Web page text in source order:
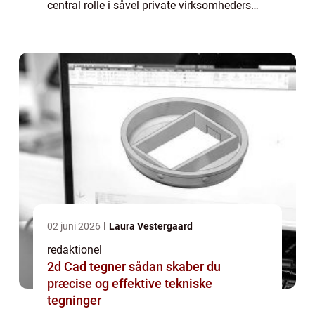
central rolle i såvel private virksomheders
02 juni 2026 Laura Vestergaard
redaktionel
2d Cad tegner sådan skaber du
præcise og effektive tekniske
tegninger